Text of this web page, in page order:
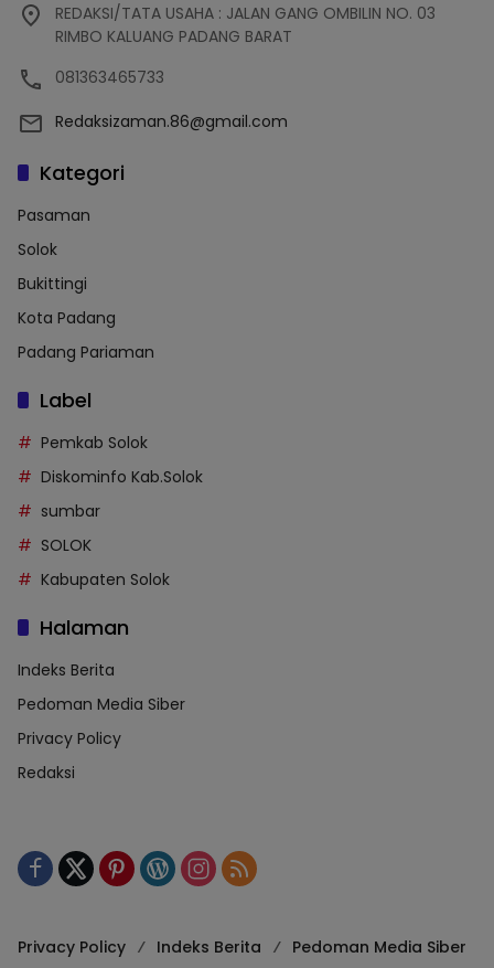
REDAKSI/TATA USAHA : JALAN GANG OMBILIN NO. 03
RIMBO KALUANG PADANG BARAT
081363465733
Redaksizaman.86@gmail.com
Kategori
Pasaman
Solok
Bukittingi
Kota Padang
Padang Pariaman
Label
Pemkab Solok
Diskominfo Kab.Solok
sumbar
SOLOK
Kabupaten Solok
Halaman
Indeks Berita
Pedoman Media Siber
Privacy Policy
Redaksi
Privacy Policy Indeks Berita Pedoman Media Siber